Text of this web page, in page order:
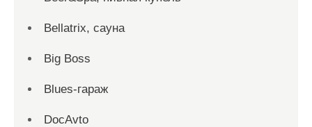
Bellatrix, сауна
Big Boss
Blues-гараж
DocAvto